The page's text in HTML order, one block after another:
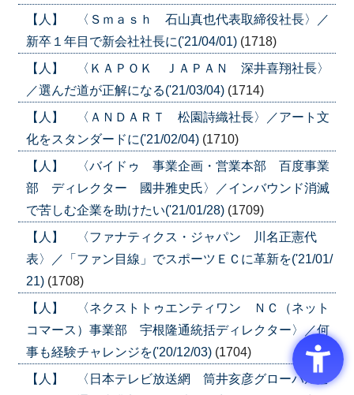
【人】 〈Ｓｍａｓｈ 石山真也代表取締役社長〉／
新卒１年目で新会社社長に('21/04/01) (1718)
【人】 〈ＫＡＰＯＫ ＪＡＰＡＮ 深井喜翔社長〉
／選んだ道が正解になる('21/03/04) (1714)
【人】 〈ＡＮＤＡＲＴ 松園詩織社長〉／アート文
化をスタンダードに('21/02/04) (1710)
【人】 〈バイドゥ 事業企画・営業本部 百度事業
部 ディレクター 國井雅史氏〉／インバウンド消滅
で苦しむ企業を助けたい('21/01/28) (1709)
【人】 〈ファナティクス・ジャパン 川名正憲代
表〉／「ファン目線」でスポーツＥＣに革新を('21/01/
21) (1708)
【人】 〈ネクストトゥエンティワン ＮＣ（ネット
コマース）事業部 宇根隆通統括ディレクター〉／何
事も経験チャレンジを('20/12/03) (1704)
【人】 〈日本テレビ放送網 筒井亥彦グローバルビ